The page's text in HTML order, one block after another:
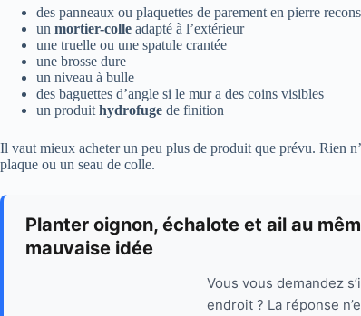
des panneaux ou plaquettes de parement en pierre
un mortier-colle adapté à l’extérieur
une truelle ou une spatule crantée
une brosse dure
un niveau à bulle
des baguettes d’angle si le mur a des coins visibles
un produit hydrofuge de finition
Il vaut mieux acheter un peu plus de produit que prévu. Rien
plaque ou un seau de colle.
Planter oignon, échalote et ail au
mauvaise idée
Vous vous demandez
endroit ? La réponse